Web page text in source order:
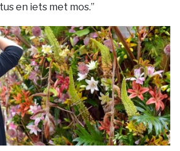
en iets met mos.”